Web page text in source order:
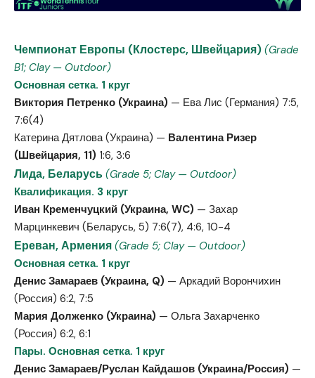
Чемпионат Европы (Клостерс, Швейцария) (Grade
B1; Clay — Outdoor)
Основная сетка. 1 круг
Виктория Петренко (Украина) — Ева Лис (Германия) 7:5,
7:6(4)
Катерина Дятлова (Украина) — Валентина Ризер
(Швейцария, 11) 1:6, 3:6
Лида, Беларусь (Grade 5; Clay — Outdoor)
Квалификация. 3 круг
Иван Кременчуцкий (Украина, WC) — Захар
Марцинкевич (Беларусь, 5) 7:6(7), 4:6, 10-4
Ереван, Армения (Grade 5; Clay — Outdoor)
Основная сетка. 1 круг
Денис Замараев (Украина, Q) — Аркадий Ворончихин
(Россия) 6:2, 7:5
Мария Долженко (Украина) — Ольга Захарченко
(Россия) 6:2, 6:1
Пары. Основная сетка. 1 круг
Денис Замараев/Руслан Кайдашов (Украина/Россия) —